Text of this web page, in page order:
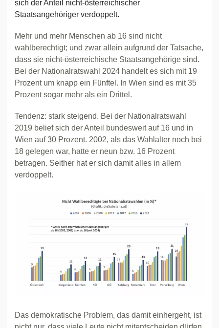
sich der Anteil nicht-österreichischer
Staatsangehöriger verdoppelt.
Mehr und mehr Menschen ab 16 sind nicht
wahlberechtigt; und zwar allein aufgrund der Tatsache,
dass sie nicht-österreichische Staatsangehörige sind.
Bei der Nationalratswahl 2024 handelt es sich mit 19
Prozent um knapp ein Fünftel. In Wien sind es mit 35
Prozent sogar mehr als ein Drittel.
Tendenz: stark steigend. Bei der Nationalratswahl
2019 belief sich der Anteil bundesweit auf 16 und in
Wien auf 30 Prozent. 2002, als das Wahlalter noch bei
18 gelegen war, hatte er neun bzw. 16 Prozent
betragen. Seither hat er sich damit alles in allem
verdoppelt.
Das demokratische Problem, das damit einhergeht, ist